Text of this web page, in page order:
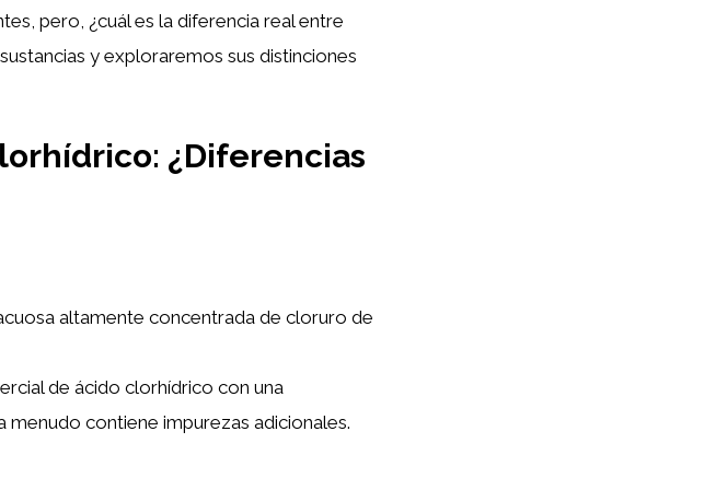
pero, ¿cuál es la diferencia real entre
y exploraremos sus distinciones
¿Diferencias
altamente concentrada de cloruro de
de ácido clorhídrico con una
contiene impurezas adicionales.